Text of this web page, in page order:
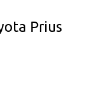
Prius